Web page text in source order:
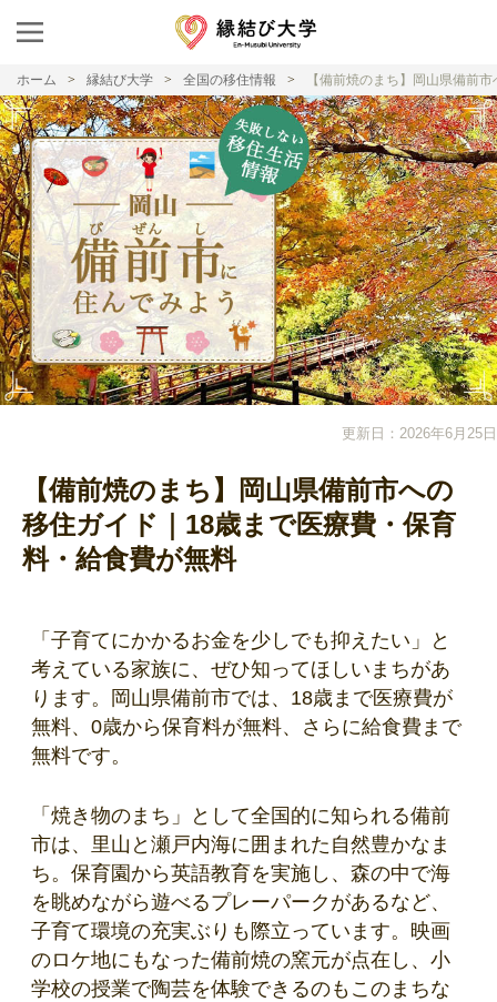
ホーム 縁結び大学 全国の移住情報 【備前焼のまち】岡山県備前
更新日：2026年6月25日
【備前焼のまち】岡山県備前市への
移住ガイド｜18歳まで医療費・保育
料・給食費が無料
「子育てにかかるお金を少しでも抑えたい」と
考えている家族に、ぜひ知ってほしいまちがあ
ります。岡山県備前市では、18歳まで医療費が
無料、0歳から保育料が無料、さらに給食費まで
無料です。
「焼き物のまち」として全国的に知られる備前
市は、里山と瀬戸内海に囲まれた自然豊かなま
ち。保育園から英語教育を実施し、森の中で海
を眺めながら遊べるプレーパークがあるなど、
子育て環境の充実ぶりも際立っています。映画
のロケ地にもなった備前焼の窯元が点在し、小
学校の授業で陶芸を体験できるのもこのまちな